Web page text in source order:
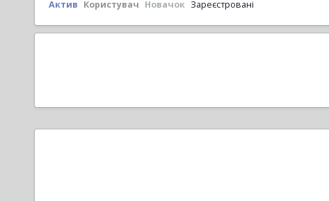
Актив Користувач Новачок Зареєстровані